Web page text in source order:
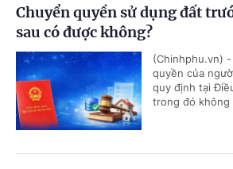
Chuyển quyền sử dụng đất
sau có được không?
(Chinhphu.vn)
quyền của
quy định tại
trong đó không